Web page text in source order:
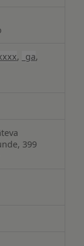
, _ga,
399